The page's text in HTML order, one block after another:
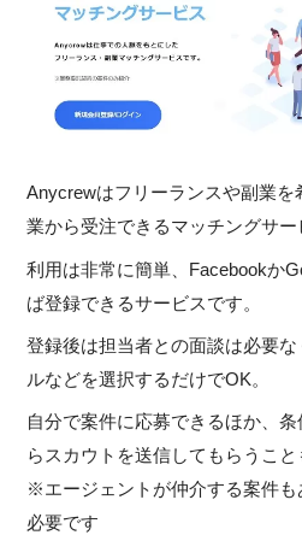
Anycrewはフリーランスや副業を
業から受注できるマッチングサー
利用は非常に簡単、Facebookか
ば登録できるサービスです。
登録後は担当者との面談は必要
ルなどを選択するだけでOK。
自分で案件に応募できるほか、
らスカウトを送信してもらうこと
※エージェントが仲介する案件
必要です